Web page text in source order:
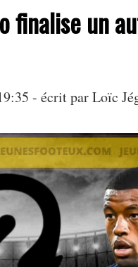
finalise un
- écrit parLoïc